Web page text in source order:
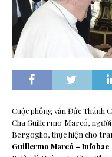
Cuộc phỏng vấn Đức Thánh
Cha Guillermo Marcó,
Bergoglio, thực hiện cho
Guillermo Marcó – Infobae